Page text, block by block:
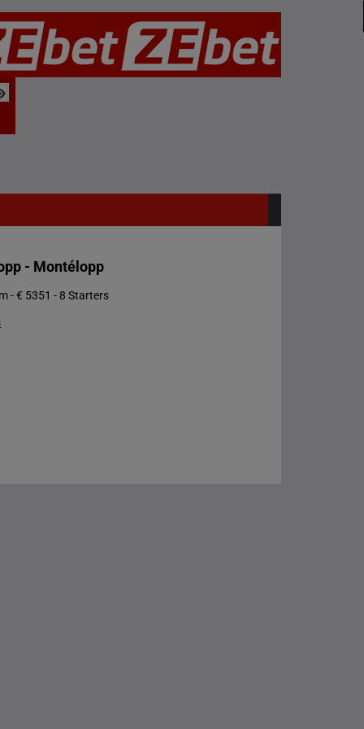
- Montélopp
- € 5351 - 8 Starters